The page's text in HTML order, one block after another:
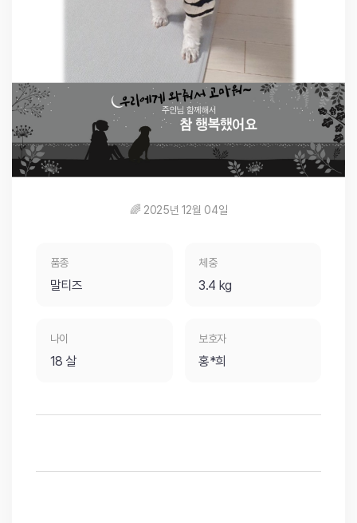
🌈 2025년 12월 04일
품종
말티즈
체중
3.4 kg
나이
18 살
보호자
홍*희